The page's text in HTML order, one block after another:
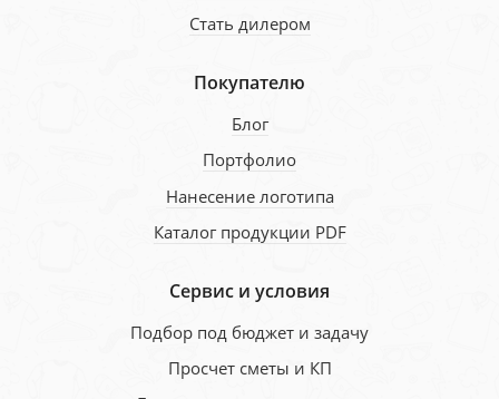
Стать дилером
Покупателю
Блог
Портфолио
Нанесение логотипа
Каталог продукции PDF
Сервис и условия
Подбор под бюджет и задачу
Просчет сметы и КП